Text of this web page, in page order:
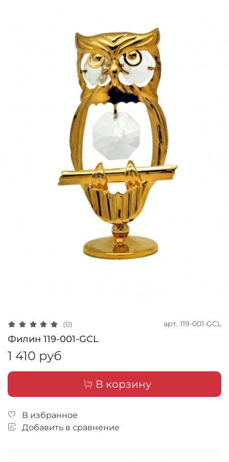
(0) арт. 119-001-GCL
Филин 119-001-GCL
1 410 руб
В корзину
В избранное
Добавить в сравнение